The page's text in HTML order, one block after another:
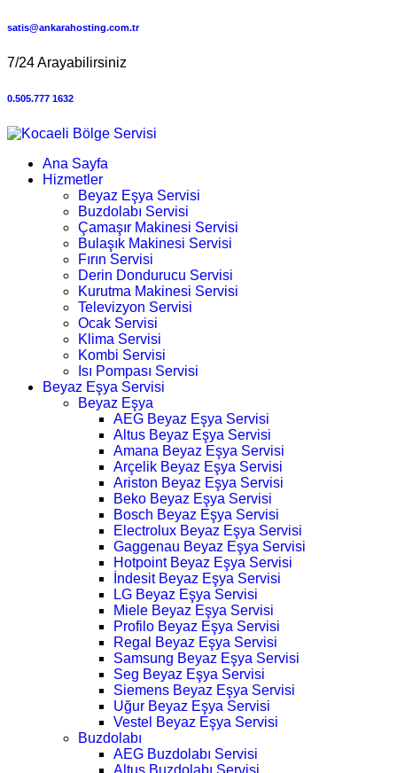
satis@ankarahosting.com.tr
7/24 Arayabilirsiniz
0.505.777 1632
Ana Sayfa
Hizmetler
Beyaz Eşya Servisi
Buzdolabı Servisi
Çamaşır Makinesi Servisi
Bulaşık Makinesi Servisi
Fırın Servisi
Derin Dondurucu Servisi
Kurutma Makinesi Servisi
Televizyon Servisi
Ocak Servisi
Klima Servisi
Kombi Servisi
Isı Pompası Servisi
Beyaz Eşya Servisi
Beyaz Eşya
AEG Beyaz Eşya Servisi
Altus Beyaz Eşya Servisi
Amana Beyaz Eşya Servisi
Arçelik Beyaz Eşya Servisi
Ariston Beyaz Eşya Servisi
Beko Beyaz Eşya Servisi
Bosch Beyaz Eşya Servisi
Electrolux Beyaz Eşya Servisi
Gaggenau Beyaz Eşya Servisi
Hotpoint Beyaz Eşya Servisi
İndesit Beyaz Eşya Servisi
LG Beyaz Eşya Servisi
Miele Beyaz Eşya Servisi
Profilo Beyaz Eşya Servisi
Regal Beyaz Eşya Servisi
Samsung Beyaz Eşya Servisi
Seg Beyaz Eşya Servisi
Siemens Beyaz Eşya Servisi
Uğur Beyaz Eşya Servisi
Vestel Beyaz Eşya Servisi
Buzdolabı
AEG Buzdolabı Servisi
Altus Buzdolabı Servisi